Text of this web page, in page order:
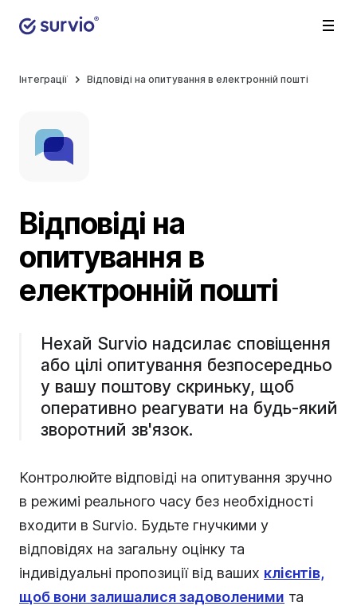
Відповіді на
опитування в
електронній пошті
Інтеграції Відповіді на опитування в електронній пошті
Нехай Survio надсилає сповіщення
або цілі опитування безпосередньо
у вашу поштову скриньку, щоб
оперативно реагувати на будь-який
зворотний зв'язок.
Контролюйте відповіді на опитування зручно
в режимі реального часу без необхідності
входити в Survio. Будьте гнучкими у
відповідях на загальну оцінку та
індивідуальні пропозиції від ваших клієнтів,
щоб вони залишалися задоволеними та